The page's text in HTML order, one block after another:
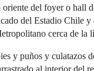
del foyer o hall
del Estadio Chile
cerca de la
y puños y culatazos
al interior del